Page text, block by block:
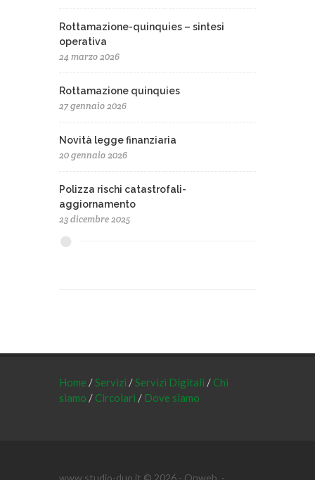
Rottamazione-quinquies – sintesi
operativa
24 marzo 2026
Rottamazione quinquies
27 gennaio 2026
Novità legge finanziaria
20 gennaio 2026
Polizza rischi catastrofali-
aggiornamento
23 dicembre 2025
Home /Servizi /Servizi Digitali / Chi
siamo / Circolari / Dove siamo
www.studio-duo.it © 2026 - Onweb -